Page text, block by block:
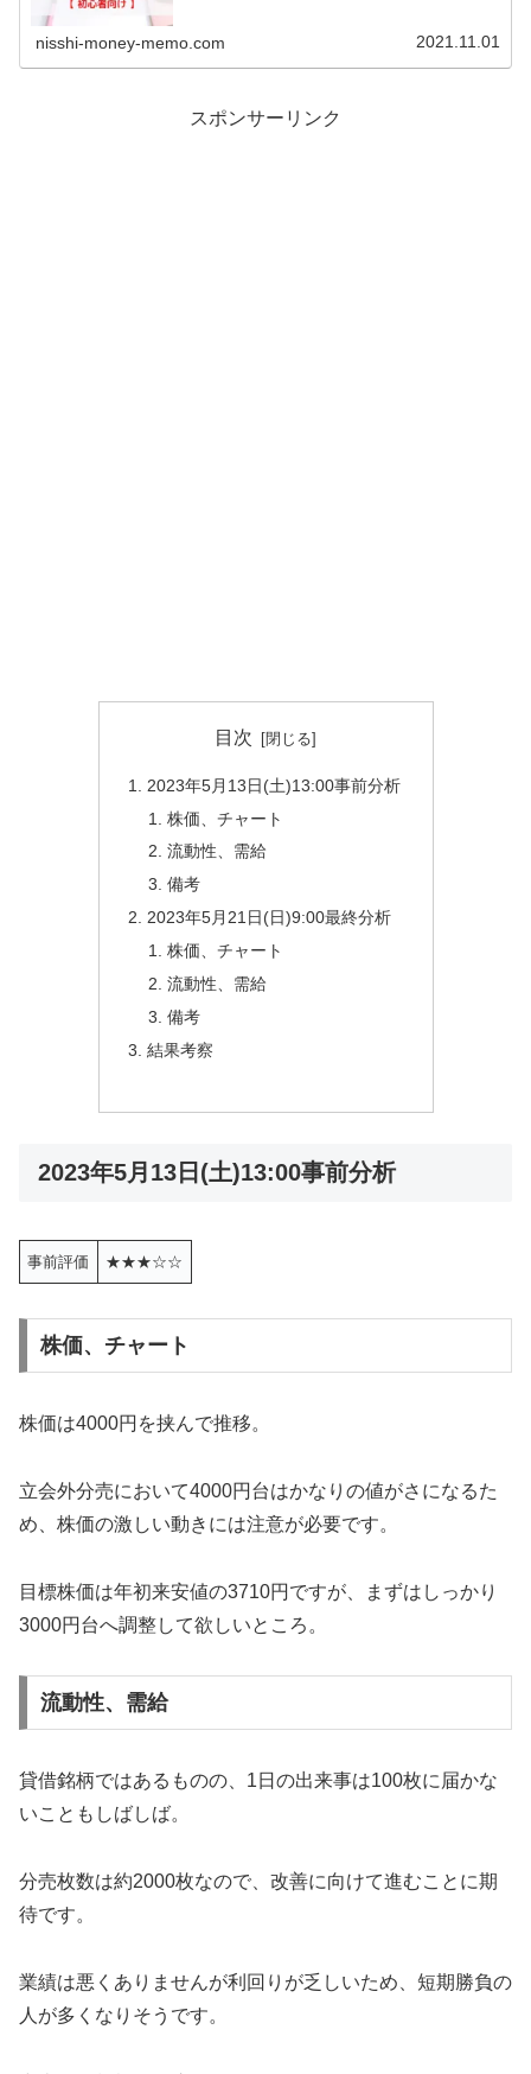
nisshi-money-memo.com 2021.11.01
スポンサーリンク
目次
2023年5月13日(土)13:00事前分析
株価、チャート
流動性、需給
備考
2023年5月21日(日)9:00最終分析
株価、チャート
流動性、需給
備考
結果考察
2023年5月13日(土)13:00事前分析
事前評価 ★★★☆☆
株価、チャート
株価は4000円を挟んで推移。
立会外分売において4000円台はかなりの値がさになるた
め、株価の激しい動きには注意が必要です。
目標株価は年初来安値の3710円ですが、まずはしっかり
3000円台へ調整して欲しいところ。
流動性、需給
貸借銘柄ではあるものの、1日の出来事は100枚に届かな
いこともしばしば。
分売枚数は約2000枚なので、改善に向けて進むことに期
待です。
業績は悪くありませんが利回りが乏しいため、短期勝負の
人が多くなりそうです。